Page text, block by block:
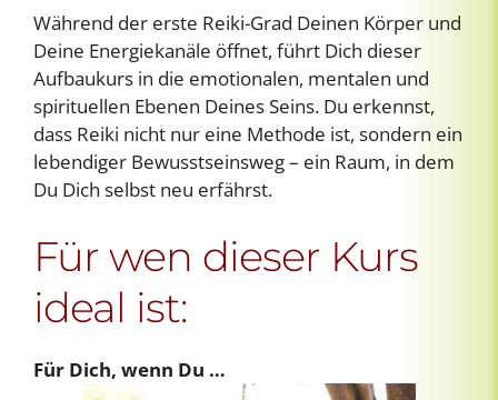
Während der erste Reiki-Grad Deinen Körper und
Deine Energiekanäle öffnet, führt Dich dieser
Aufbaukurs in die emotionalen, mentalen und
spirituellen Ebenen Deines Seins. Du erkennst,
dass Reiki nicht nur eine Methode ist, sondern ein
lebendiger Bewusstseinsweg – ein Raum, in dem
Du Dich selbst neu erfährst.
Für wen dieser Kurs
ideal ist:
Für Dich, wenn Du …